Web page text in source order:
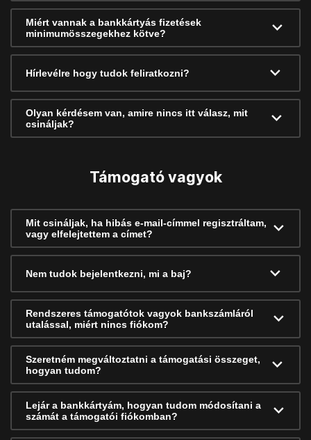
Miért vannak a bankkártyás fizetések
minimumösszegekhez kötve?
Hírlevélre hogy tudok feliratkozni?
Olyan kérdésem van, amire nincs itt válasz, mit
csináljak?
Támogató vagyok
Mit csináljak, ha hibás e-mail-címmel regisztráltam,
vagy elfelejtettem a címet?
Nem tudok bejelentkezni, mi a baj?
Rendszeres támogatótok vagyok bankszámláról
utalással, miért nincs fiókom?
Szeretném megváltoztatni a támogatási összeget,
hogyan tudom?
Lejár a bankkártyám, hogyan tudom módosítani a
számát a támogatói fiókomban?